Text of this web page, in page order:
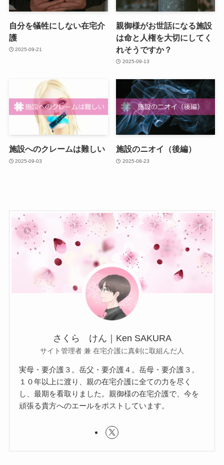
自分を犠牲にしない在宅介
護
2025-09-21
親御様がお世話になる施設
は命と人権を大切にしてく
れそうですか？
2025-09-13
施設へのクレームは難しい
2025-09-03
施設のニオイ（後編）
2025-08-23
さくら けん｜Ken SAKURA
サイト管理者 兼 在宅介護に真剣に取組んだ人
実母・要介護３。岳父・要介護４。岳母・要介護３。
１０年以上に渡り、親の在宅介護に全ての力を尽く
し、最期を看取りました。親御様の在宅介護で、今を
頑張る貴方へのエールをポストしています。